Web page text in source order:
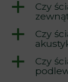
a
Czy
a
Czy
a
Czy